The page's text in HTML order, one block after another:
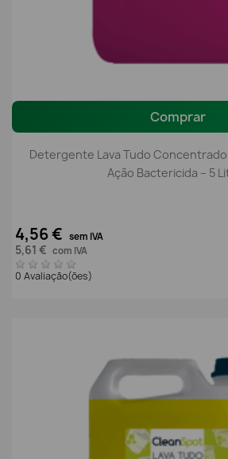
Comprar
Detergente Lava Tudo
Ação Bactericida – 5
4,56 € sem IVA
5,61 € com IVA
0 Avaliação(ões)